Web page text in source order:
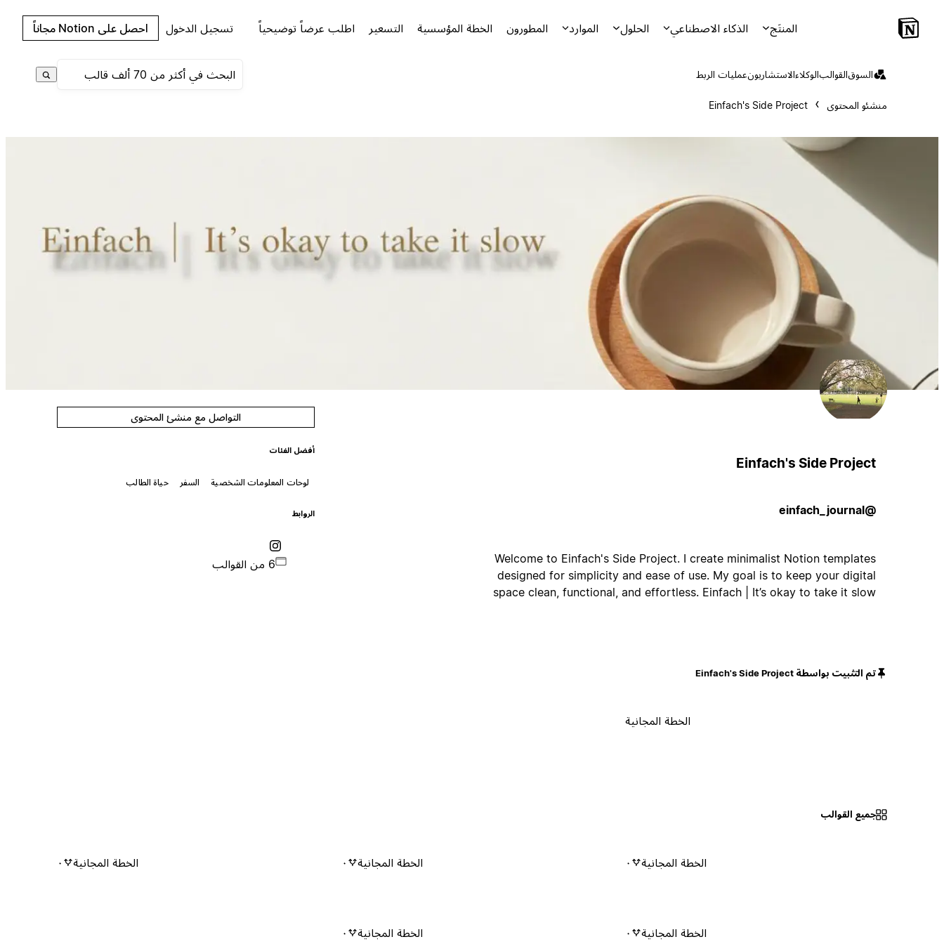
المنتَج الذكاء الاصطناعي الحلول الموارد المطورون الخطة المؤسسية التسعير اطلب عرضاً توضيحياً تسجيل الدخول احصل على Notion مجاناً
السوقالقوالبالوكلاءالاستشاريونعمليات الربط
منشئو المحتوى Einfach's Side Project
Einfach's Side Project
@einfach_journal
Welcome to Einfach's Side Project. I create minimalist Notion templates
designed for simplicity and ease of use. My goal is to keep your digital
space clean, functional, and effortless. Einfach | It’s okay to take it slow
التواصل مع منشئ المحتوى
أفضل الفئات
لوحات المعلومات الشخصية السفر حياة الطالب
الروابط
6 من القوالب
تم التثبيت بواسطة Einfach's Side Project
الخطة المجانية
جميع القوالب
الخطة المجانية ٠ الخطة المجانية ٠ الخطة المجانية ٠
الخطة المجانية ٠ الخطة المجانية ٠